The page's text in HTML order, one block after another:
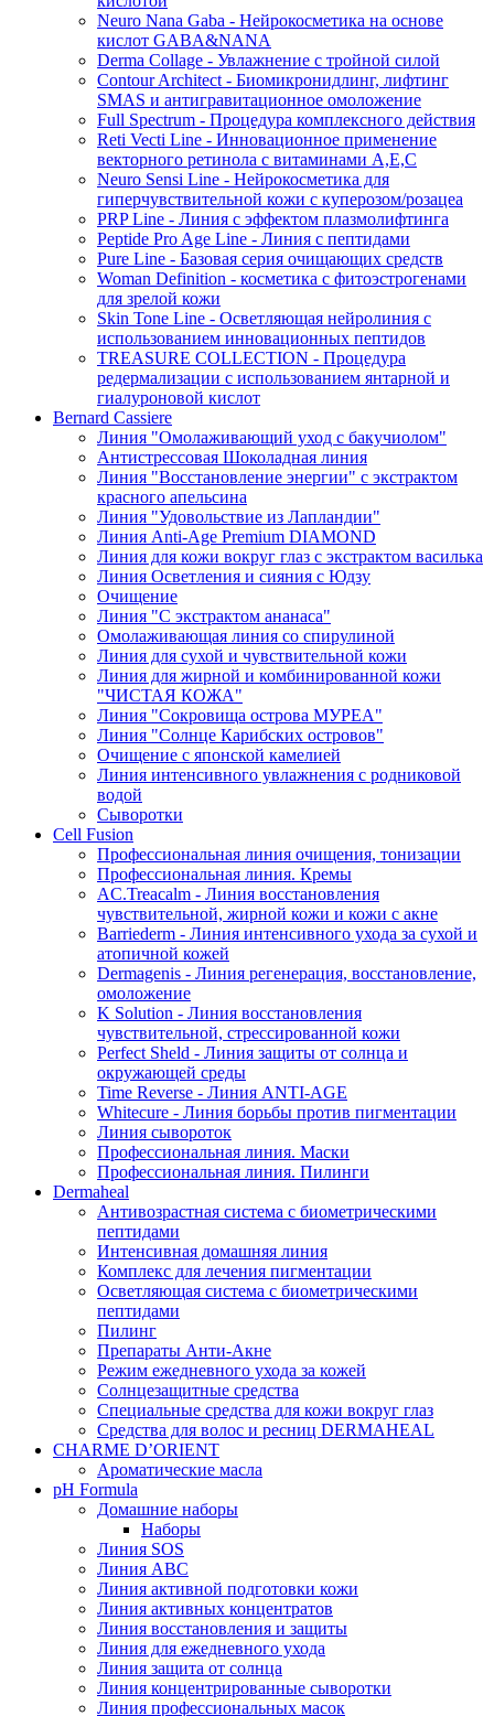
Neuro Nana Gaba - Нейрокосметика на основе
кислот GABA&NANA
Derma Collage - Увлажнение с тройной силой
Contour Architect - Биомикронидлинг, лифтинг
SMAS и антигравитационное омоложение
Full Spectrum - Процедура комплексного действия
Reti Vecti Line - Инновационное применение
векторного ретинола с витаминами A,Е,С
Neuro Sensi Line - Нейрокосметика для
гиперчувствительной кожи с куперозом/розацеа
PRP Line - Линия с эффектом плазмолифтинга
Peptide Pro Age Line - Линия с пептидами
Pure Line - Базовая серия очищающих средств
Woman Definition - косметика с фитоэстрогенами
для зрелой кожи
Skin Tone Line - Осветляющая нейролиния с
использованием инновационных пептидов
TREASURE COLLECTION - Процедура
редермализации с использованием янтарной и
гиалуроновой кислот
Bernard Cassiere
Линия "Омолаживающий уход с бакучиолом"
Антистрессовая Шоколадная линия
Линия "Восстановление энергии" с экстрактом
красного апельсина
Линия "Удовольствие из Лапландии"
Линия Anti-Age Premium DIAMOND
Линия для кожи вокруг глаз с экстрактом василька
Линия Осветления и сияния с Юдзу
Очищение
Линия "С экстрактом ананаса"
Омолаживающая линия со спирулиной
Линия для сухой и чувствительной кожи
Линия для жирной и комбинированной кожи
"ЧИСТАЯ КОЖА"
Линия "Сокровища острова МУРЕА"
Линия "Солнце Карибских островов"
Очищение с японской камелией
Линия интенсивного увлажнения с родниковой
водой
Сыворотки
Cell Fusion
Профессиональная линия очищения, тонизации
Профессиональная линия. Кремы
AC.Treacalm - Линия восстановления
чувствительной, жирной кожи и кожи с акне
Barriederm - Линия интенсивного ухода за сухой и
атопичной кожей
Dermagenis - Линия регенерация, восстановление,
омоложение
K Solution - Линия восстановления
чувствительной, стрессированной кожи
Perfect Sheld - Линия защиты от солнца и
окружающей среды
Time Reverse - Линия ANTI-AGE
Whitecure - Линия борьбы против пигментации
Линия сывороток
Профессиональная линия. Маски
Профессиональная линия. Пилинги
Dermaheal
Антивозрастная система с биометрическими
пептидами
Интенсивная домашняя линия
Комплекс для лечения пигментации
Осветляющая система с биометрическими
пептидами
Пилинг
Препараты Анти-Акне
Режим ежедневного ухода за кожей
Солнцезащитные средства
Специальные средства для кожи вокруг глаз
Средства для волос и ресниц DERMAHEAL
CHARME D’ORIENT
Ароматические масла
pH Formula
Домашние наборы
Наборы
Линия SOS
Линия АВС
Линия активной подготовки кожи
Линия активных концентратов
Линия восстановления и защиты
Линия для ежедневного ухода
Линия защита от солнца
Линия концентрированные сыворотки
Линия профессиональных масок